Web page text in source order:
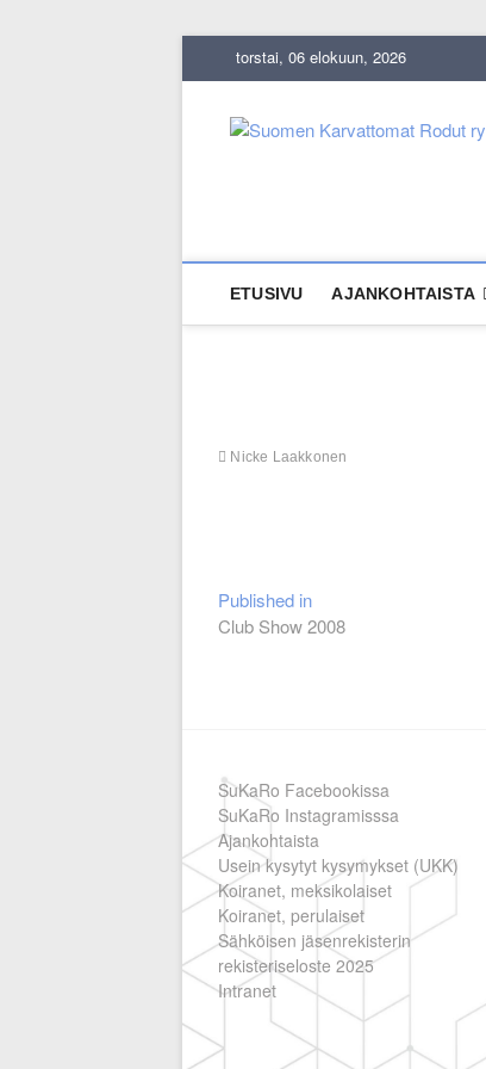
torstai, 06 elokuun, 2026
ETUSIVU AJANKOHTAISTA
Nicke Laakkonen
Artikkelien
selaus
Published in
Club Show 2008
SuKaRo Facebookissa
SuKaRo Instagramisssa
Ajankohtaista
Usein kysytyt kysymykset (UKK)
Koiranet, meksikolaiset
Koiranet, perulaiset
Sähköisen jäsenrekisterin
rekisteriseloste 2025
Intranet